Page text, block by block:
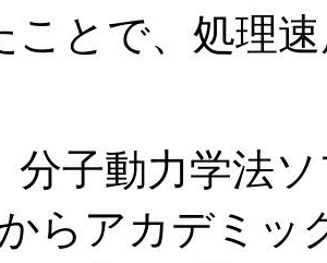
ことで、処理
子動力学法ソ
らアカデミッ